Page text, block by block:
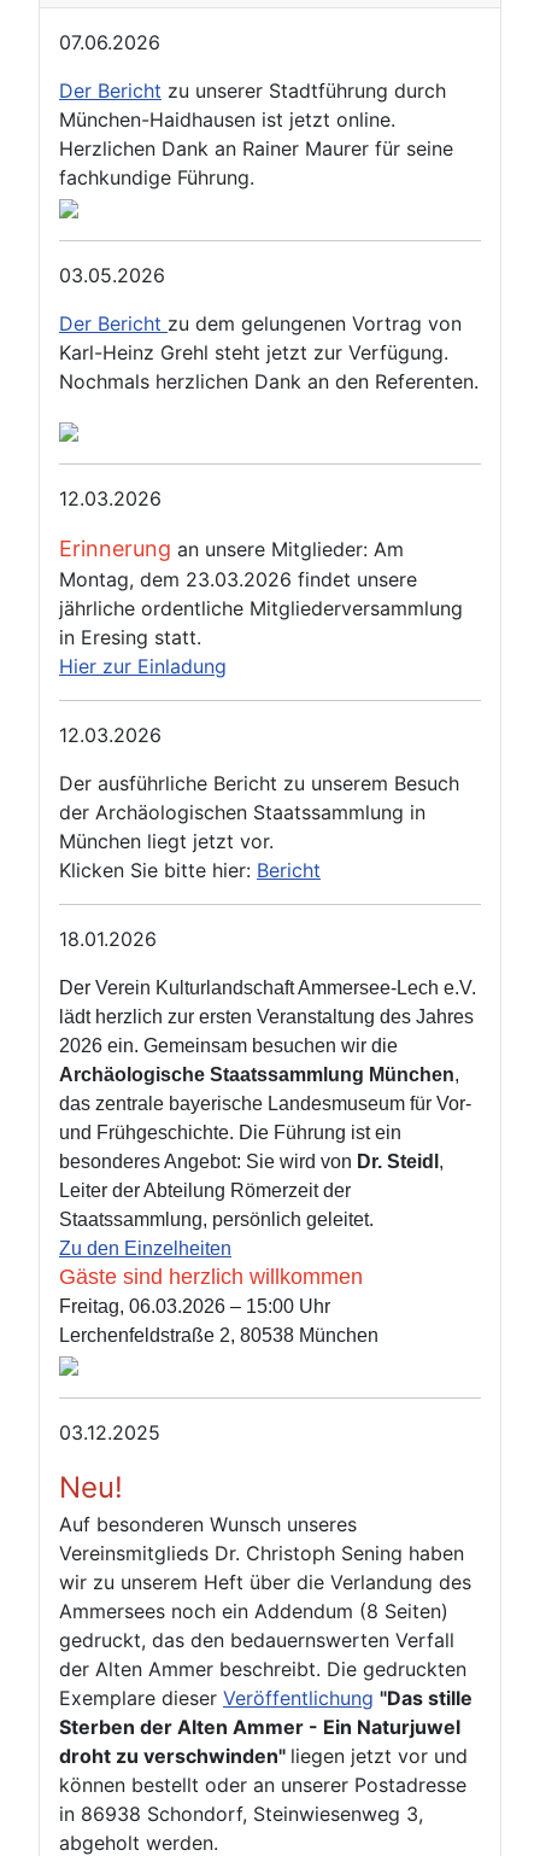
07.06.2026
Der Bericht zu unserer Stadtführung durch
München-Haidhausen ist jetzt online.
Herzlichen Dank an Rainer Maurer für seine
fachkundige Führung.
03.05.2026
Der Bericht zu dem gelungenen Vortrag von
Karl-Heinz Grehl steht jetzt zur Verfügung.
Nochmals herzlichen Dank an den Referenten.
12.03.2026
Erinnerung an unsere Mitglieder: Am
Montag, dem 23.03.2026 findet unsere
jährliche ordentliche Mitgliederversammlung
in Eresing statt.
Hier zur Einladung
12.03.2026
Der ausführliche Bericht zu unserem Besuch
der Archäologischen Staatssammlung in
München liegt jetzt vor.
Klicken Sie bitte hier: Bericht
18.01.2026
Der Verein Kulturlandschaft Ammersee‑Lech e.V.
lädt herzlich zur ersten Veranstaltung des Jahres
2026 ein. Gemeinsam besuchen wir die
Archäologische Staatssammlung München,
das zentrale bayerische Landesmuseum für Vor‑
und Frühgeschichte. Die Führung ist ein
besonderes Angebot: Sie wird von Dr. Steidl ,
Leiter der Abteilung Römerzeit der
Staatssammlung, persönlich geleitet.
Zu den Einzelheiten
Gäste sind herzlich willkommen
Freitag, 06.03.2026 – 15:00 Uhr
Lerchenfeldstraße 2, 80538 München
03.12.2025
Neu!
Auf besonderen Wunsch unseres
Vereinsmitglieds Dr. Christoph Sening haben
wir zu unserem Heft über die Verlandung des
Ammersees noch ein Addendum (8 Seiten)
gedruckt, das den bedauernswerten Verfall
der Alten Ammer beschreibt. Die gedruckten
Exemplare dieser Veröffentlichung "Das stille
Sterben der Alten Ammer - Ein Naturjuwel
droht zu verschwinden" liegen jetzt vor und
können bestellt oder an unserer Postadresse
in 86938 Schondorf, Steinwiesenweg 3,
abgeholt werden.